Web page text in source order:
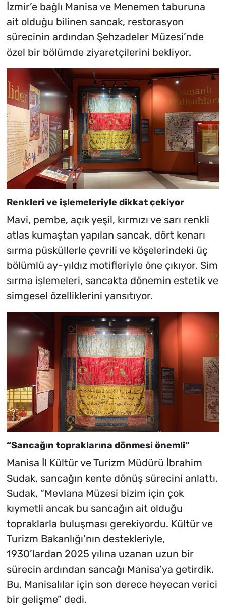
İzmir’e bağlı Manisa ve Menemen taburuna
ait olduğu bilinen sancak, restorasyon
sürecinin ardından Şehzadeler Müzesi’nde
özel bir bölümde ziyaretçilerini bekliyor.
Renkleri ve işlemeleriyle dikkat çekiyor
Mavi, pembe, açık yeşil, kırmızı ve sarı renkli
atlas kumaştan yapılan sancak, dört kenarı
sırma püsküllerle çevrili ve köşelerindeki üç
bölümlü ay-yıldız motifleriyle öne çıkıyor. Sim
sırma işlemeleri, sancakta dönemin estetik ve
simgesel özelliklerini yansıtıyor.
“Sancağın topraklarına dönmesi önemli”
Manisa İl Kültür ve Turizm Müdürü İbrahim
Sudak, sancağın kente dönüş sürecini anlattı.
Sudak, “Mevlana Müzesi bizim için çok
kıymetli ancak bu sancağın ait olduğu
topraklarla buluşması gerekiyordu. Kültür ve
Turizm Bakanlığı’nın destekleriyle,
1930’lardan 2025 yılına uzanan uzun bir
sürecin ardından sancağı Manisa’ya getirdik.
Bu, Manisalılar için son derece heyecan verici
bir gelişme” dedi.